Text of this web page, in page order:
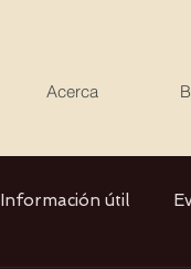
Acerca
Información útil